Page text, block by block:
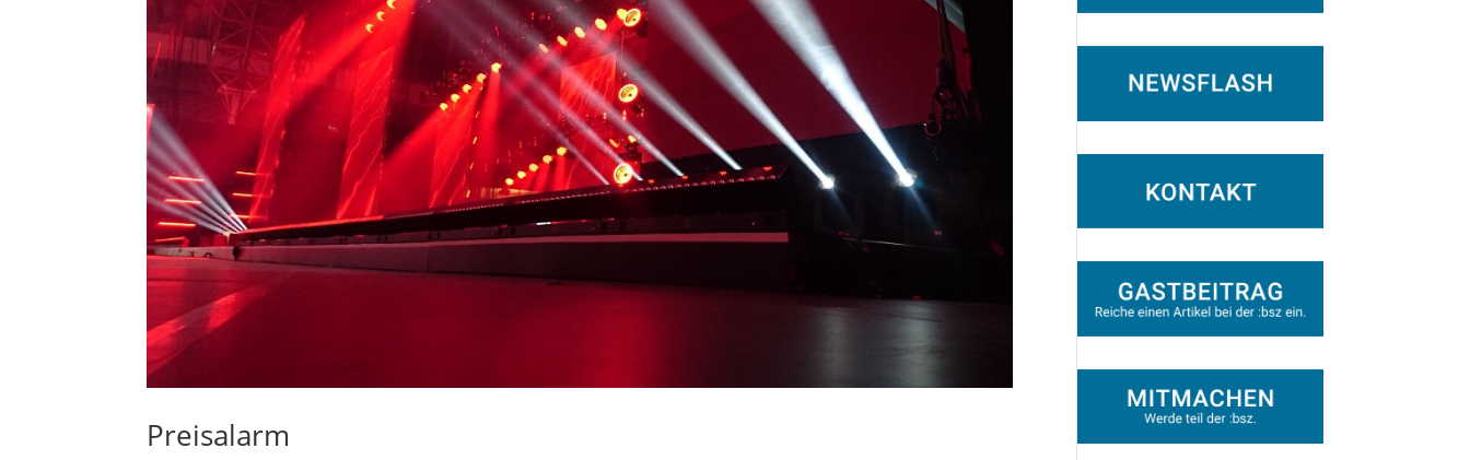
Preisalarm